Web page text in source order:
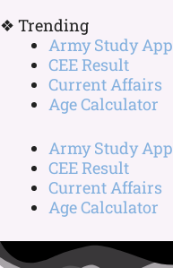
❖ Trending
Army Study App
CEE Result
Current Affairs
Age Calculator
Army Study App
CEE Result
Current Affairs
Age Calculator